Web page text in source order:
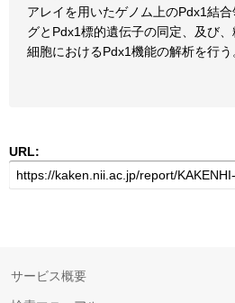
アレイを用いたゲノム上のPdx1結
グとPdx1標的遺伝子の同定、及び
細胞におけるPdx1機能の解析を行う
URL:
サービス概要